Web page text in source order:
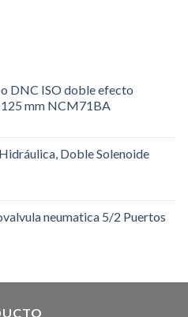
DNC ISO doble efecto
mm NCM71BA
Doble Solenoide
neumatica 5/2 Puertos